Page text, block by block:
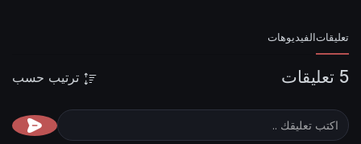
تعليقات الفيديوهات
5 تعليقات ترتيب حسب